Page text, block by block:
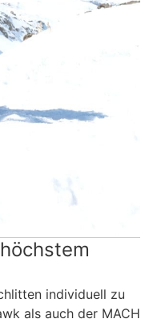
individuell zu
als auch der MACH